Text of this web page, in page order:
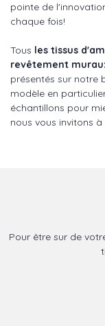
pointe de
chaque fois!
Tous les tissus
revêtement
présentés sur notre
modèle en
échantillons pour
nous vous invitons
Pour être sur de